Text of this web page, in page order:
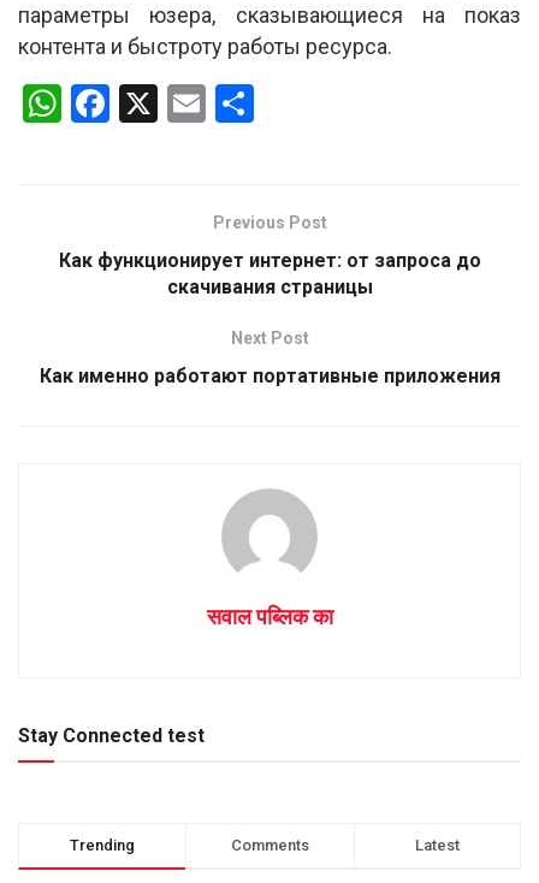
параметры юзера, сказывающиеся на показ
контента и быстроту работы ресурса.
W
A
F
o
X
E
e
Previous Post
Как функционирует интернет: от запроса до
скачивания страницы
Next Post
Как именно работают портативные приложения
सवाल पब्लिक का
Stay Connected test
Trending Comments Latest